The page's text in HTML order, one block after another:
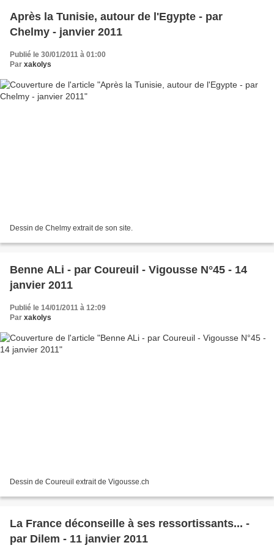
Après la Tunisie, autour de l'Egypte - par
Chelmy - janvier 2011
Publié le 30/01/2011 à 01:00
Par xakolys
Dessin de Chelmy extrait de son site.
Benne ALi - par Coureuil - Vigousse N°45 - 14
janvier 2011
Publié le 14/01/2011 à 12:09
Par xakolys
Dessin de Coureuil extrait de Vigousse.ch
La France déconseille à ses ressortissants... -
par Dilem - 11 janvier 2011